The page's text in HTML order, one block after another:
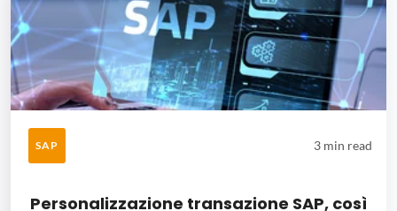
SAP 3 min read
Personalizzazione transazione SAP, così